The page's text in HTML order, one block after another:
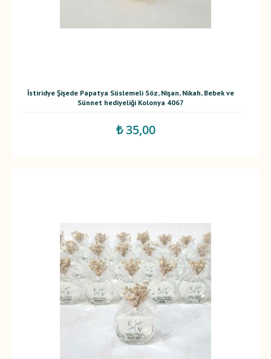
İstiridye Şişede Papatya Süslemeli Söz, Nişan, Nikah, Bebek ve
Sünnet hediyeliği Kolonya 4067
₺ 35,00